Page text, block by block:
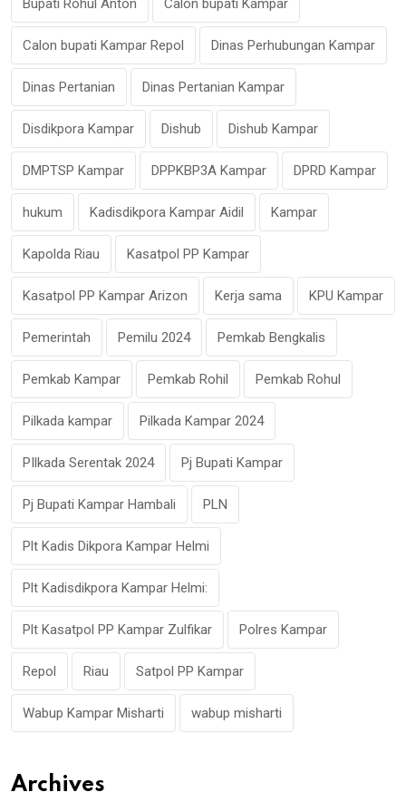
Bupati Rohul Anton Calon bupati Kampar
Calon bupati Kampar Repol Dinas Perhubungan Kampar
Dinas Pertanian Dinas Pertanian Kampar
Disdikpora Kampar Dishub Dishub Kampar
DMPTSP Kampar DPPKBP3A Kampar DPRD Kampar
hukum Kadisdikpora Kampar Aidil Kampar
Kapolda Riau Kasatpol PP Kampar
Kasatpol PP Kampar Arizon Kerja sama KPU Kampar
Pemerintah Pemilu 2024 Pemkab Bengkalis
Pemkab Kampar Pemkab Rohil Pemkab Rohul
Pilkada kampar Pilkada Kampar 2024
PIlkada Serentak 2024 Pj Bupati Kampar
Pj Bupati Kampar Hambali PLN
Plt Kadis Dikpora Kampar Helmi
Plt Kadisdikpora Kampar Helmi:
Plt Kasatpol PP Kampar Zulfikar Polres Kampar
Repol Riau Satpol PP Kampar
Wabup Kampar Misharti wabup misharti
Archives